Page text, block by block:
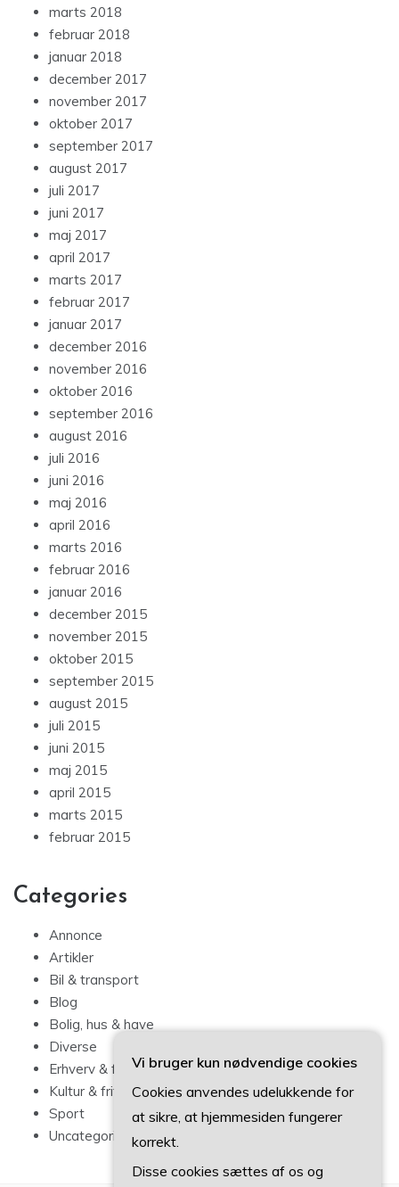
marts 2018
februar 2018
januar 2018
december 2017
november 2017
oktober 2017
september 2017
august 2017
juli 2017
juni 2017
maj 2017
april 2017
marts 2017
februar 2017
januar 2017
december 2016
november 2016
oktober 2016
september 2016
august 2016
juli 2016
juni 2016
maj 2016
april 2016
marts 2016
februar 2016
januar 2016
december 2015
november 2015
oktober 2015
september 2015
august 2015
juli 2015
juni 2015
maj 2015
april 2015
marts 2015
februar 2015
Categories
Annonce
Artikler
Bil & transport
Blog
Bolig, hus & have
Diverse
Erhverv & forbrug
Kultur & fritid
Sport
Uncategorized
Vi bruger kun nødvendige cookies
Cookies anvendes udelukkende for
at sikre, at hjemmesiden fungerer
korrekt.
Disse cookies sættes af os og